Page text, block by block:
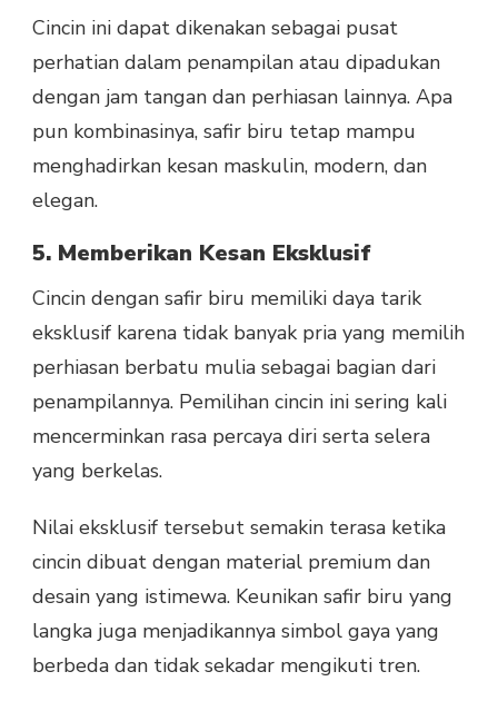
Cincin ini dapat dikenakan sebagai pusat
perhatian dalam penampilan atau dipadukan
dengan jam tangan dan perhiasan lainnya. Apa
pun kombinasinya, safir biru tetap mampu
menghadirkan kesan maskulin, modern, dan
elegan.
5. Memberikan Kesan Eksklusif
Cincin dengan safir biru memiliki daya tarik
eksklusif karena tidak banyak pria yang memilih
perhiasan berbatu mulia sebagai bagian dari
penampilannya. Pemilihan cincin ini sering kali
mencerminkan rasa percaya diri serta selera
yang berkelas.
Nilai eksklusif tersebut semakin terasa ketika
cincin dibuat dengan material premium dan
desain yang istimewa. Keunikan safir biru yang
langka juga menjadikannya simbol gaya yang
berbeda dan tidak sekadar mengikuti tren.